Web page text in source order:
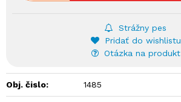
Strážny pes
Pridať do wishlistu
Otázka na produkt
Obj. čislo: 1485